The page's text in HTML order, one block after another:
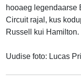
hooaeg legendaarse
Circuit rajal, kus
Russell kui Hamilton.
Uudise foto: Lucas